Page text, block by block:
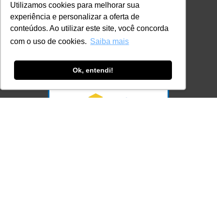
Utilizamos cookies para melhorar sua
experiência e personalizar a oferta de
conteúdos. Ao utilizar este site, você concorda
com o uso de cookies. Saiba mais
Ok, entendi!
contato@lec.com.br
Ferramenta Antifraude
Consulte aqui o cadastro da Instituição no